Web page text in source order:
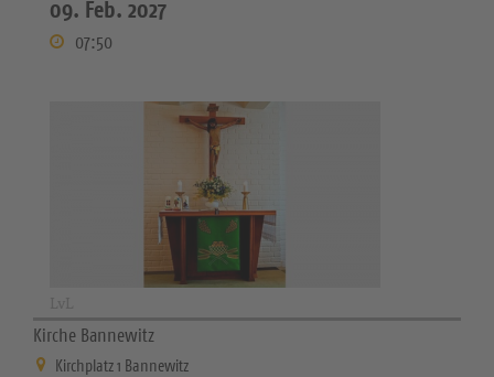
09. Feb. 2027
07:50
Kirche Bannewitz
Kirchplatz 1 Bannewitz